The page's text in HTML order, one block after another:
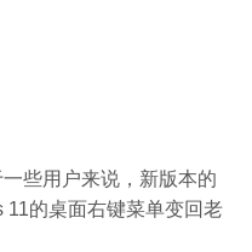
些用户来说，新版本的
的桌面右键菜单变回老